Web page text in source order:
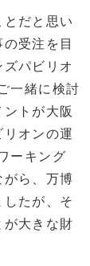
だと思い
受注を目
パビリオ
一緒に検討
トが大阪
オンの運
ーキング
ら、万博
たが、そ
大きな財